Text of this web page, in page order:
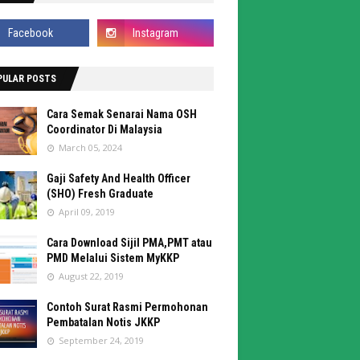
POSTS
Cara Semak Senarai Nama OSH
Coordinator Di Malaysia
March 05, 2024
Gaji Safety And Health Officer
(SHO) Fresh Graduate
April 09, 2019
Cara Download Sijil PMA,PMT atau
PMD Melalui Sistem MyKKP
August 22, 2019
Contoh Surat Rasmi Permohonan
Pembatalan Notis JKKP
September 24, 2019